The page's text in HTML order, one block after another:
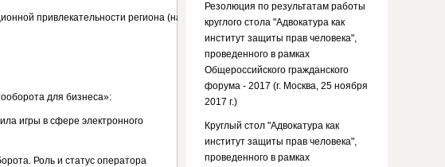
привлекательности региона (на
для бизнеса»:
игры в сфере электронного
Роль и статус оператора
Резолюция по результатам работы
круглого стола "Адвокатура как
институт защиты прав человека",
проведенного в рамках
Общероссийского гражданского
форума - 2017 (г. Москва, 25 ноября
2017 г.)
Круглый стол "Адвокатура как
институт защиты прав человека",
проведенного в рамках